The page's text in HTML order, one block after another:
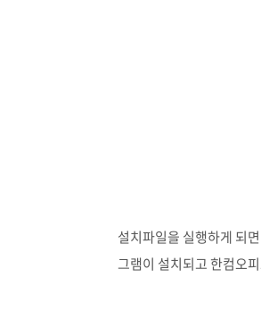
설치파일을 실행하게 되
그램이 설치되고 한컴오